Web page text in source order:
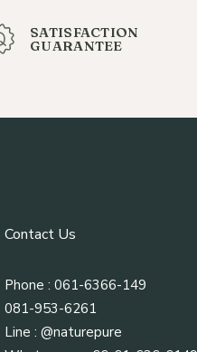
SATISFACTION
GUARANTEE
Contact Us
Phone : 061-6366-149
081-953-6261
Line : @naturepure